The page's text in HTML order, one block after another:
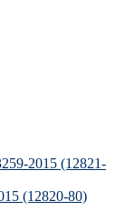
2015 (12821-
(12820-80)